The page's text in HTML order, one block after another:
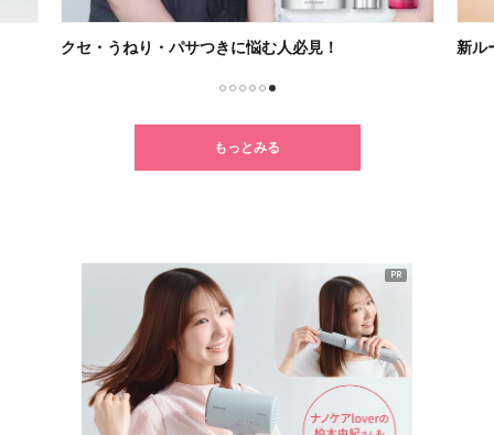
クセ・うねり・パサつきに悩む人必見！ 新ル
もっとみる
PR